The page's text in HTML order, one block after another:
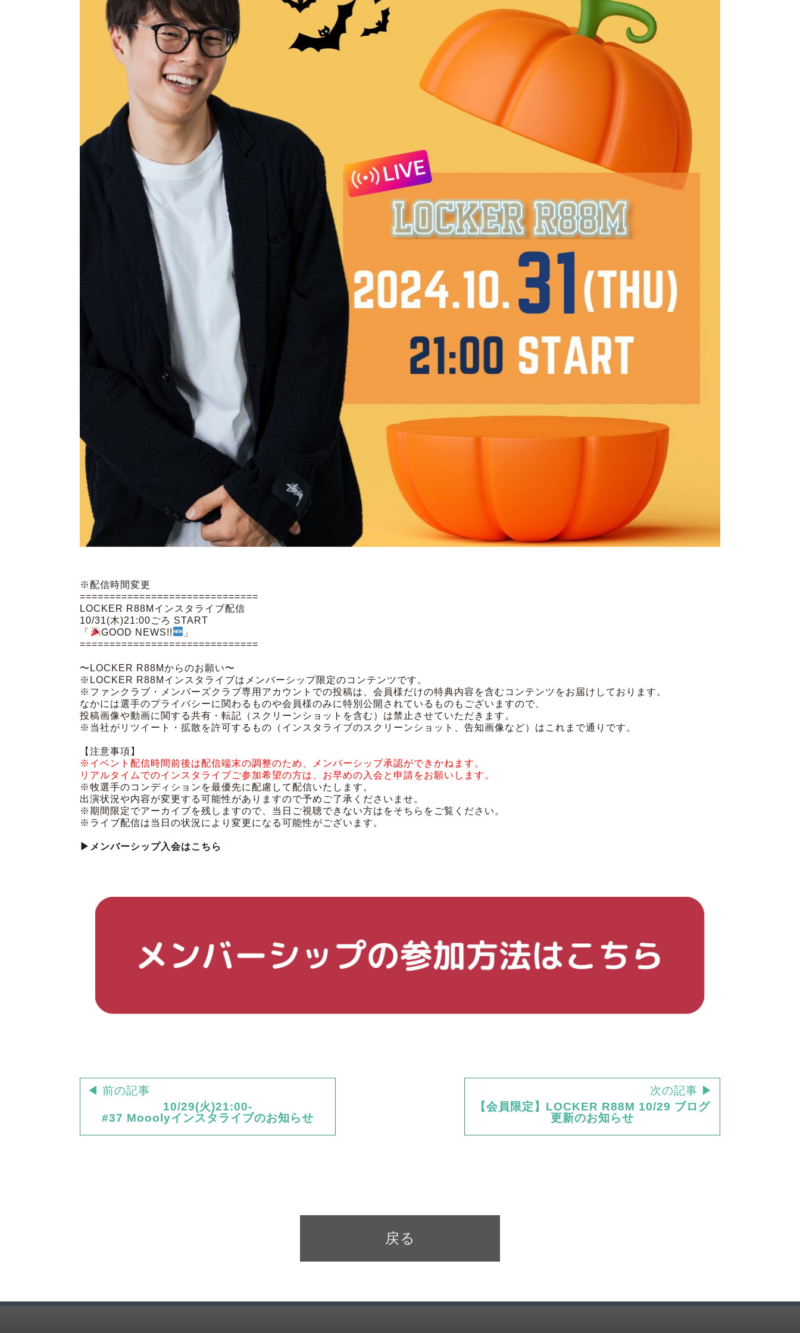
※配信時間変更
==============================
LOCKER R88Mインスタライブ配信
10/31(木)21:00ごろ START
「
GOOD NEWS!!
」
==============================
〜LOCKER R88Mからのお願い〜
※LOCKER R88Mインスタライブはメンバーシップ限定のコンテンツです。
※ファンクラブ・メンバーズクラブ専用アカウントでの投稿は、会員様だけの特典内容を含むコンテンツをお届けしております。
なかには選手のプライバシーに関わるものや会員様のみに特別公開されているものもございますので、
投稿画像や動画に関する共有・転記（スクリーンショットを含む）は禁止させていただきます。
※当社がリツイート・拡散を許可するもの（インスタライブのスクリーンショット、告知画像など）はこれまで通りです。
【注意事項】
※イベント配信時間前後は配信端末の調整のため、メンバーシップ承認ができかねます。
リアルタイムでのインスタライブご参加希望の方は、お早めの入会と申請をお願いします。
※牧選手のコンディションを最優先に配慮して配信いたします。
出演状況や内容が変更する可能性がありますので予めご了承くださいませ。
※期間限定でアーカイブを残しますので、当日ご視聴できない方はをそちらをご覧ください。
※ライブ配信は当日の状況により変更になる可能性がございます。
▶メンバーシップ入会はこちら
◀ 前の記事
10/29(火)21:00-
#37 Mooolyインスタライブのお知らせ
次の記事 ▶
【会員限定】LOCKER R88M 10/29 ブログ
更新のお知らせ
戻る